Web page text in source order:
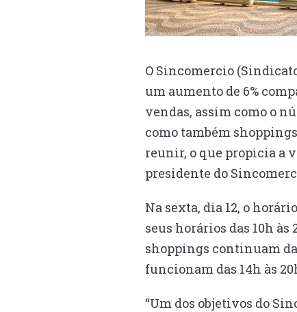
O Sincomercio
um aumento de 6%
vendas, assim como o
como também
reunir, o que propicia a
presidente do
Na sexta, dia 12, o
seus horários das 10h às
shoppings continuam
funcionam das 14h às
“Um dos objetivos do